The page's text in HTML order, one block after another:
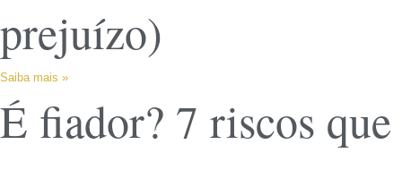
prejuízo)
Saiba mais »
É fiador? 7 riscos que